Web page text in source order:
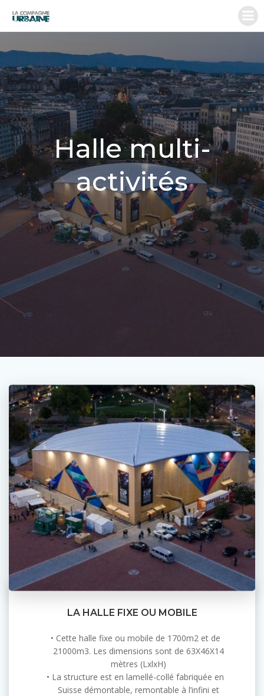
contenu
Halle multi-
activités
LA HALLE FIXE OU MOBILE
Cette halle fixe ou mobile de 1700m2 et de
21000m3. Les dimensions sont de 63X46X14
mètres (LxlxH)
La structure est en lamellé-collé fabriquée en
Suisse démontable, remontable à l’infini et